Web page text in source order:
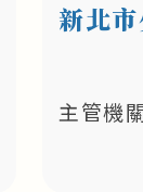
新北
主管機